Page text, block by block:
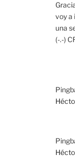
voy a
una
(-.-)